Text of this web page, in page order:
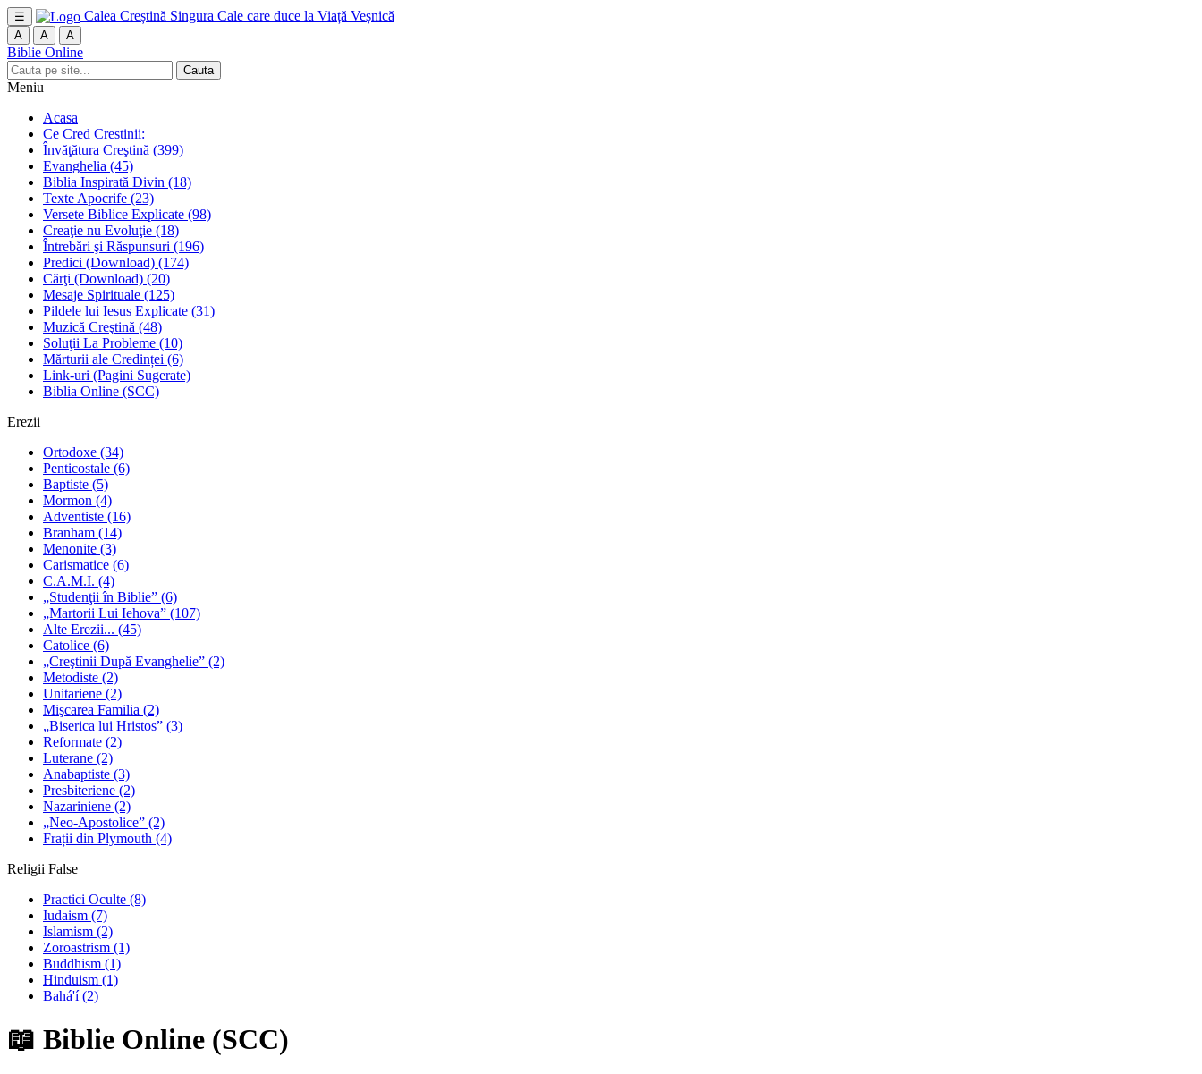
☰ Calea Creștină Singura Cale care duce la Viață Veșnică
A A A
Biblie Online
Cauta
Meniu
Acasa
Ce Cred Crestinii:
Învăţătura Creştină (399)
Evanghelia (45)
Biblia Inspirată Divin (18)
Texte Apocrife (23)
Versete Biblice Explicate (98)
Creaţie nu Evoluţie (18)
Întrebări şi Răspunsuri (196)
Predici (Download) (174)
Cărţi (Download) (20)
Mesaje Spirituale (125)
Pildele lui Iesus Explicate (31)
Muzică Creştină (48)
Soluţii La Probleme (10)
Mărturii ale Credinței (6)
Link-uri (Pagini Sugerate)
Biblia Online (SCC)
Erezii
Ortodoxe (34)
Penticostale (6)
Baptiste (5)
Mormon (4)
Adventiste (16)
Branham (14)
Menonite (3)
Carismatice (6)
C.A.M.I. (4)
„Studenţii în Biblie” (6)
„Martorii Lui Iehova” (107)
Alte Erezii... (45)
Catolice (6)
„Creştinii După Evanghelie” (2)
Metodiste (2)
Unitariene (2)
Mişcarea Familia (2)
„Biserica lui Hristos” (3)
Reformate (2)
Luterane (2)
Anabaptiste (3)
Presbiteriene (2)
Nazariniene (2)
„Neo-Apostolice” (2)
Frații din Plymouth (4)
Religii False
Practici Oculte (8)
Iudaism (7)
Islamism (2)
Zoroastrism (1)
Buddhism (1)
Hinduism (1)
Bahá'í(2)
📖 Biblie Online (SCC)